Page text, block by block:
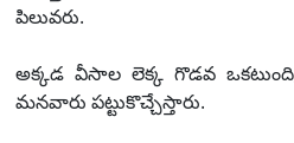
పిలువరు.
అక్కడ వీసాల లెక్క గొడవ
మనవారు పట్టుకొచ్చేస్తారు.